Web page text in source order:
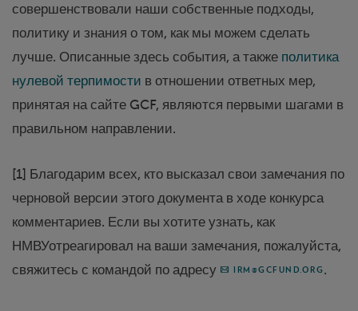
совершенствовали наши собственные подходы,
политику и знания о том, как мы можем сделать
лучше. Описанные здесь события, а также политика
нулевой терпимости в отношении ответных мер,
принятая на сайте GCF, являются первыми шагами в
правильном направлении.
[1] Благодарим всех, кто высказал свои замечания по
черновой версии этого документа в ходе конкурса
комментариев. Если вы хотите узнать, как
НМВУотреагировал на ваши замечания, пожалуйста,
свяжитесь с командой по адресу
IRM@GCFUND.ORG .